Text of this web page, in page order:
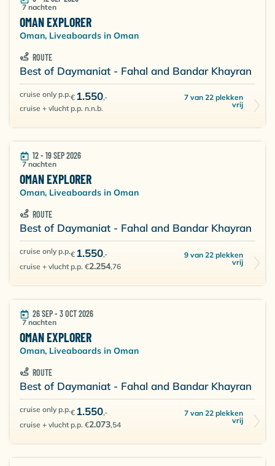
"Al Munasseir"
van 3000 ton, afgezonken door de Koninklijke Marine
van Oman in 2003. Het schip is 84 meter lang en ruim
14 meter breed en ligt rechtop op een zandbodem
met een maximale diepte van 30 meter. Het heeft zich
hoogste punt van het schip ligt slechts 6 meter onder
het wateroppervlak! Deze plek is de favoriete stek
schip. Het enorme motorblok wordt opgesierd door
glanzende, kleurrijke zachte koralen die zachtjes
meedeinen op de stroom die wordt veroorzaakt door
Het eiland Fahalbiedt een ongelofelijke hoeveelheid
koraalsoorten. Er bestaat een kans dat je onderweg
dolfijnen tegen komt die hier leven. Er liggen twee
De drop-offs van
fenomenaal! Ras Abu Dhaut bestaat uit een kleine
groep eilanden met stijle muren aan de oostkant en
ondiepe riffen aan de westkant. Er is eveneens een
klein wrak aanwezig. De duiken variëren van 3 tot 40
meter diepte en zijn geschikt voor zowel beginnende
als gevorderde duikers.
7 nachten
OMAN EXPLORER
Oman, Liveaboards in Oman
ROUTE
Best of Daymaniat - Fahal and Bandar Khayran
cruise only p.p.€ 1.550,-
cruise + vlucht p.p. n.n.b.
7 van 22 plekken
vrij
12 - 19 SEP 2026
7 nachten
OMAN EXPLORER
Oman, Liveaboards in Oman
ROUTE
Best of Daymaniat - Fahal and Bandar Khayran
cruise only p.p.€ 1.550,-
cruise + vlucht p.p. €2.254,76
9 van 22 plekken
vrij
26 SEP - 3 OCT 2026
7 nachten
OMAN EXPLORER
Oman, Liveaboards in Oman
ROUTE
Best of Daymaniat - Fahal and Bandar Khayran
cruise only p.p.€ 1.550,-
cruise + vlucht p.p. €2.073,54
7 van 22 plekken
vrij